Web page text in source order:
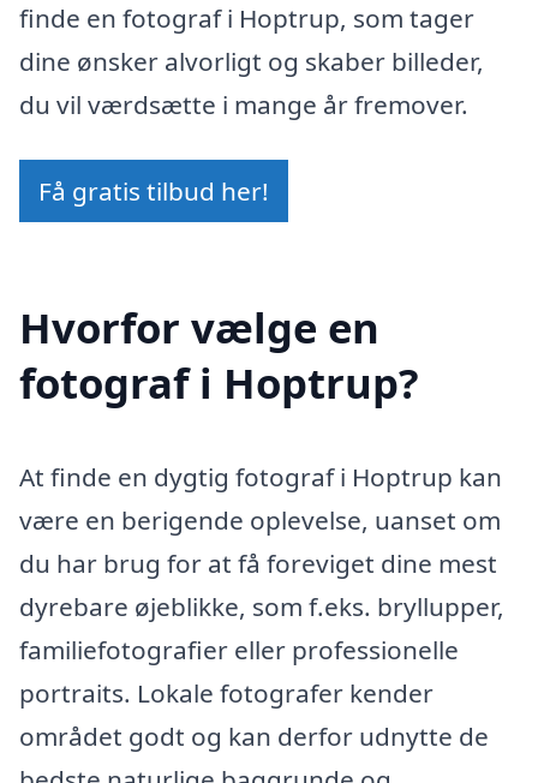
finde en fotograf i Hoptrup, som tager
dine ønsker alvorligt og skaber billeder,
du vil værdsætte i mange år fremover.
Få gratis tilbud her!
Hvorfor vælge en
fotograf i Hoptrup?
At finde en dygtig fotograf i Hoptrup kan
være en berigende oplevelse, uanset om
du har brug for at få foreviget dine mest
dyrebare øjeblikke, som f.eks. bryllupper,
familiefotografier eller professionelle
portraits. Lokale fotografer kender
området godt og kan derfor udnytte de